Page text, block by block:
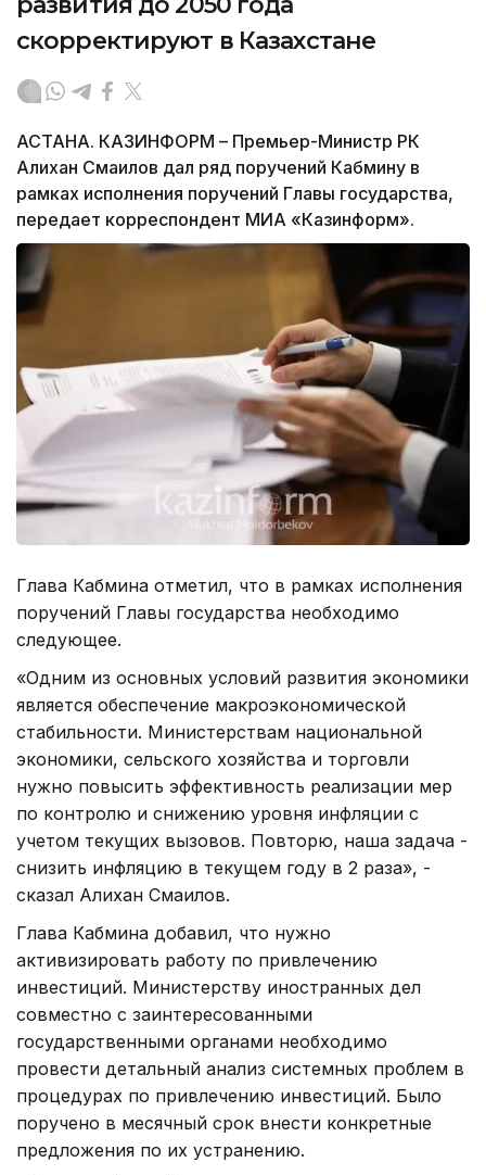
скорректируют в Казахстане
АСТАНА. КАЗИНФОРМ – Премьер-Министр РК
Алихан Смаилов дал ряд поручений Кабмину в
рамках исполнения поручений Главы государства,
передает корреспондент МИА «Казинформ».
Глава Кабмина отметил, что в рамках исполнения
поручений Главы государства необходимо
следующее.
«Одним из основных условий развития экономики
является обеспечение макроэкономической
стабильности. Министерствам национальной
экономики, сельского хозяйства и торговли
нужно повысить эффективность реализации мер
по контролю и снижению уровня инфляции с
учетом текущих вызовов. Повторю, наша задача -
снизить инфляцию в текущем году в 2 раза», -
сказал Алихан Смаилов.
Глава Кабмина добавил, что нужно
активизировать работу по привлечению
инвестиций. Министерству иностранных дел
совместно с заинтересованными
государственными органами необходимо
провести детальный анализ системных проблем в
процедурах по привлечению инвестиций. Было
поручено в месячный срок внести конкретные
предложения по их устранению.